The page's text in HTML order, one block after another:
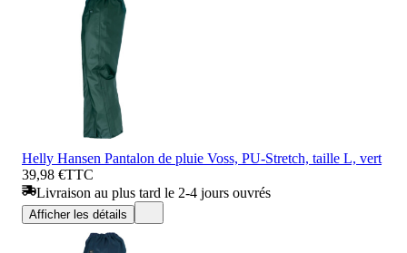
Helly Hansen Pantalon de pluie Voss, PU-Stretch, taille L, vert
39,98 €TTC
Livraison au plus tard le 2-4 jours ouvrés
Afficher les détails